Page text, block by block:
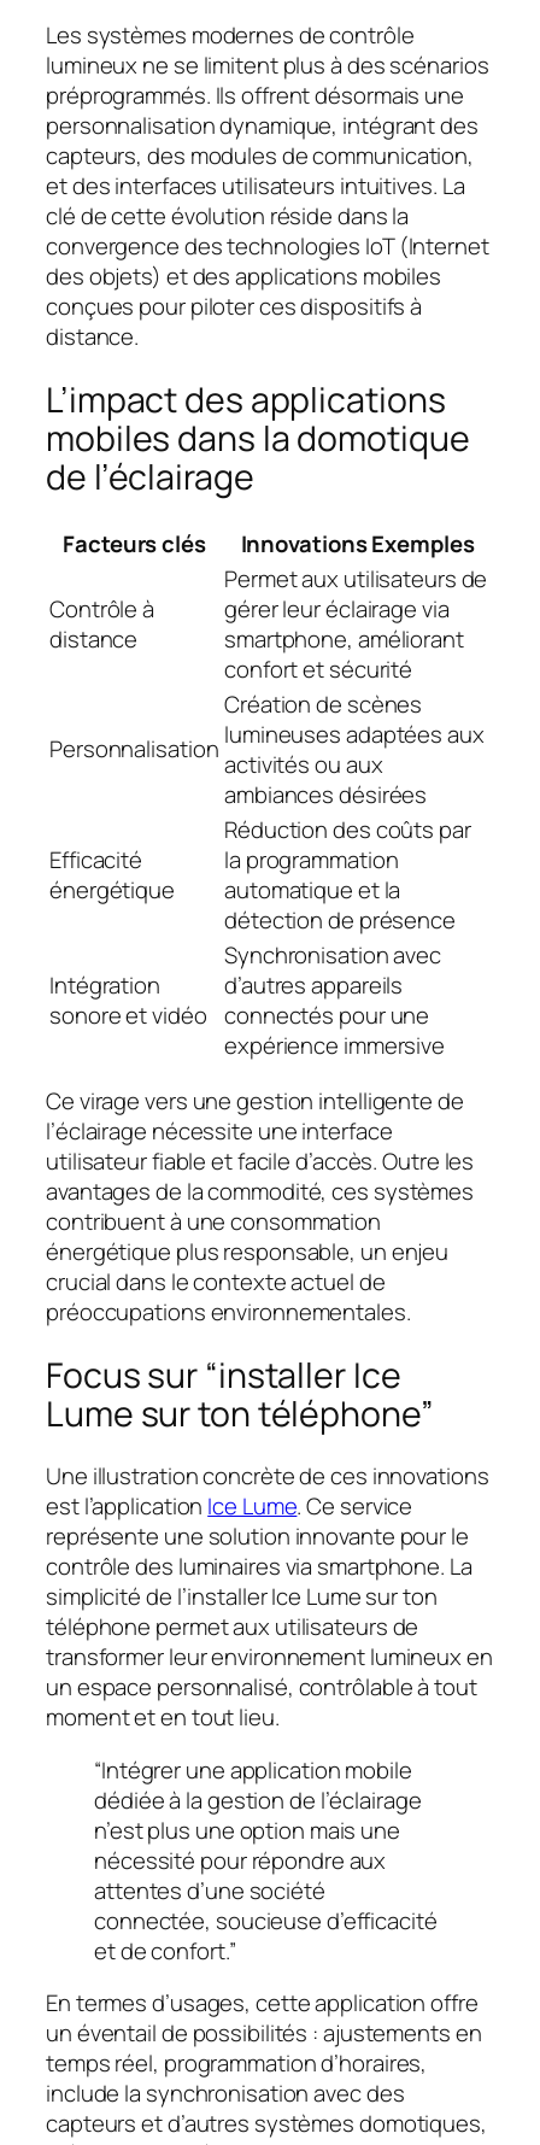
Les systèmes modernes de contrôle
lumineux ne se limitent plus à des scénarios
préprogrammés. Ils offrent désormais une
personnalisation dynamique, intégrant des
capteurs, des modules de communication,
et des interfaces utilisateurs intuitives. La
clé de cette évolution réside dans la
convergence des technologies IoT (Internet
des objets) et des applications mobiles
conçues pour piloter ces dispositifs à
distance.
L’impact des applications
mobiles dans la domotique
de l’éclairage
Facteurs clés Innovations Exemples
Contrôle à
distance
Permet aux utilisateurs de
gérer leur éclairage via
smartphone, améliorant
confort et sécurité
Personnalisation
Création de scènes
lumineuses adaptées aux
activités ou aux
ambiances désirées
Efficacité
énergétique
Réduction des coûts par
la programmation
automatique et la
détection de présence
Intégration
sonore et vidéo
Synchronisation avec
d’autres appareils
connectés pour une
expérience immersive
Ce virage vers une gestion intelligente de
l’éclairage nécessite une interface
utilisateur fiable et facile d’accès. Outre les
avantages de la commodité, ces systèmes
contribuent à une consommation
énergétique plus responsable, un enjeu
crucial dans le contexte actuel de
préoccupations environnementales.
Focus sur “installer Ice
Lume sur ton téléphone”
Une illustration concrète de ces innovations
est l’application Ice Lume. Ce service
représente une solution innovante pour le
contrôle des luminaires via smartphone. La
simplicité de l’installer Ice Lume sur ton
téléphone permet aux utilisateurs de
transformer leur environnement lumineux en
un espace personnalisé, contrôlable à tout
moment et en tout lieu.
“Intégrer une application mobile
dédiée à la gestion de l’éclairage
n’est plus une option mais une
nécessité pour répondre aux
attentes d’une société
connectée, soucieuse d’efficacité
et de confort.”
En termes d’usages, cette application offre
un éventail de possibilités : ajustements en
temps réel, programmation d’horaires,
include la synchronisation avec des
capteurs et d’autres systèmes domotiques,